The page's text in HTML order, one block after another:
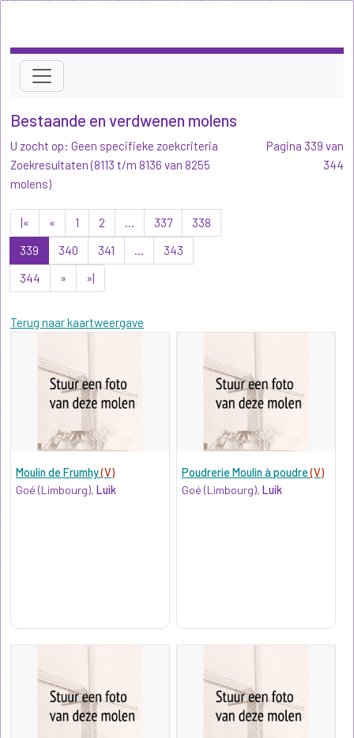
Bestaande en verdwenen molens
U zocht op: Geen specifieke zoekcriteria
Zoekresultaten (8113 t/m 8136 van 8255
molens)
|« « 1 2 ... 337
338
339
340 341 ...
343
344
» »|
Terug naar kaartweergave
Pagina 339 van
344
Moulin de Frumhy(V)
Goé (Limbourg), Luik
Poudrerie Moulin à poudre(V)
Goé (Limbourg),Luik